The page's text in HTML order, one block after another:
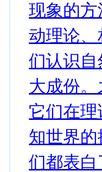
现象的
动理论
们认识
大成份
它们在
知世界
们都表